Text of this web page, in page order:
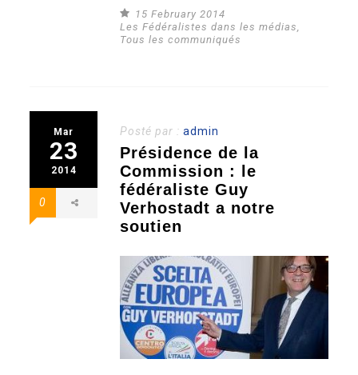
15 February 2014
Les Fédéralistes dans les médias
Tous les communiqués
Mar
23
2014
0
Posté par :admin
Présidence de la
Commission : le
fédéraliste Guy
Verhostadt a notre
soutien